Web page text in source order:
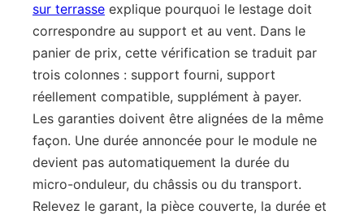
sur terrasse explique pourquoi le lestage doit
correspondre au support et au vent. Dans le
panier de prix, cette vérification se traduit par
trois colonnes : support fourni, support
réellement compatible, supplément à payer.
Les garanties doivent être alignées de la même
façon. Une durée annoncée pour le module ne
devient pas automatiquement la durée du
micro-onduleur, du châssis ou du transport.
Relevez le garant, la pièce couverte, la durée et